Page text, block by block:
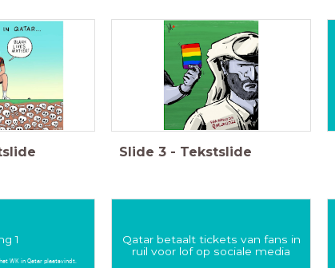
Slide 3 - Tekstslide
1
WK in Qatar plaatsvindt.
Qatar betaalt tickets van fans in
ruil voor lof op sociale media